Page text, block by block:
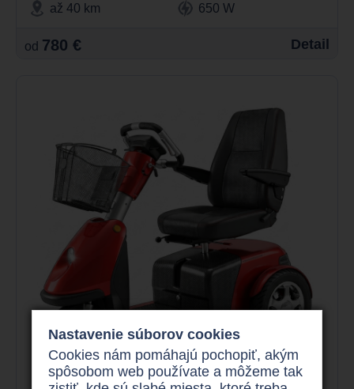
až 40 km
650 W
od 780 € Detail
Nastavenie súborov cookies
Cookies nám pomáhajú pochopiť, akým
spôsobom web používate a môžeme tak